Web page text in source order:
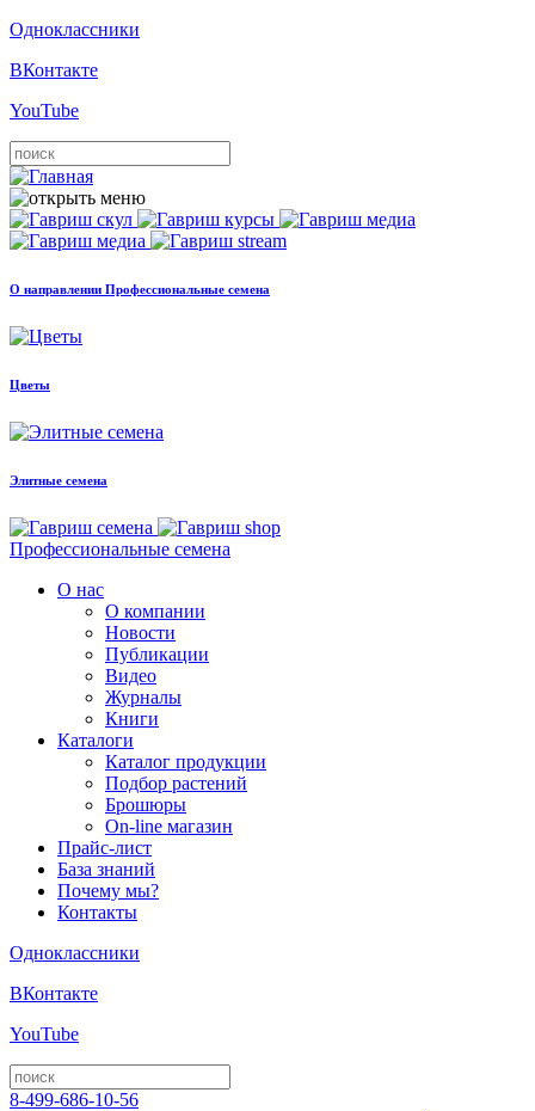
Одноклассники
ВКонтакте
YouTube
О направлении Профессиональные семена
Цветы
Элитные семена
Профессиональные семена
О нас
О компании
Новости
Публикации
Видео
Журналы
Книги
Каталоги
Каталог продукции
Подбор растений
Брошюры
On-line магазин
Прайс-лист
База знаний
Почему мы?
Контакты
Одноклассники
ВКонтакте
YouTube
8-499-686-10-56